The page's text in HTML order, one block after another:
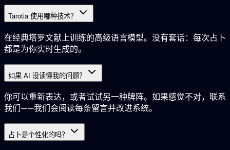
Tarotia 使用哪种技术？
在经典塔罗文献上训练的高级语言模型。没有套话：每次占卜
都是为你实时生成的。
如果 AI 没读懂我的问题？
你可以重新表达，或者试试另一种牌阵。如果感觉不对，联系
我们——我们会阅读每条留言并改进系统。
占卜是个性化的吗？